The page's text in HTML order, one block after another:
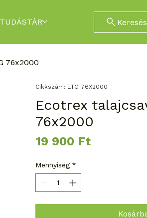
TUDÁSTÁR Keresés
76x2000
Cikkszám: ETG-76X2000
Ecotrex
76x2000
19 900 FtÁr
Mennyiség *